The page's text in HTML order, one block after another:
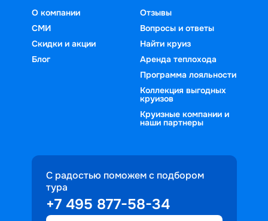
О компании
СМИ
Скидки и акции
Блог
Отзывы
Вопросы и ответы
Найти круиз
Аренда теплохода
Программа лояльности
Коллекция выгодных
круизов
Круизные компании и
наши партнеры
С радостью поможем с подбором
тура
+7 495 877-58-34